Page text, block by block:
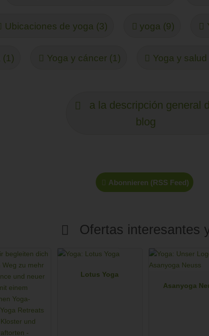
Ubicaciones de yoga (3) yoga (9)
(1) Yoga y cáncer (1) Yoga y salud
a la descripción general
blog
Abonnieren (RSS Feed)
Ofertas interesantes
Lotus Yoga
Asanyoga